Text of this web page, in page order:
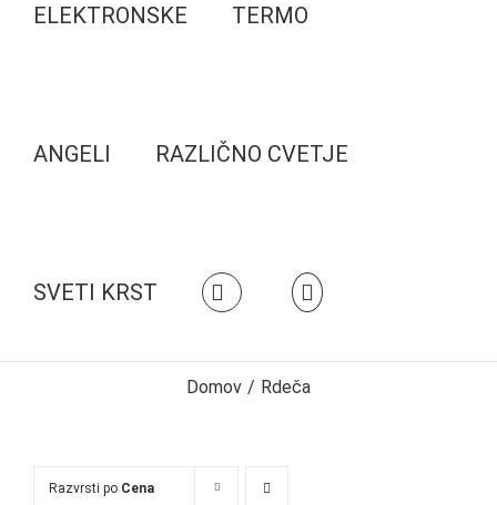
ELEKTRONSKE TERMO
ANGELI RAZLIČNO CVETJE
SVETI KRST
Domov / Rdeča
Razvrsti po Cena